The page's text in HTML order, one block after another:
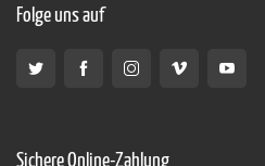
Folge uns auf
Sichere Online-Zahlung